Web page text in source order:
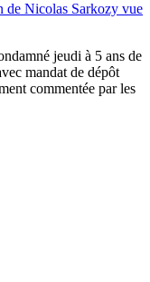
de Nicolas Sarkozy vue
jeudi à 5 ans de
mandat de dépôt
commentée par les